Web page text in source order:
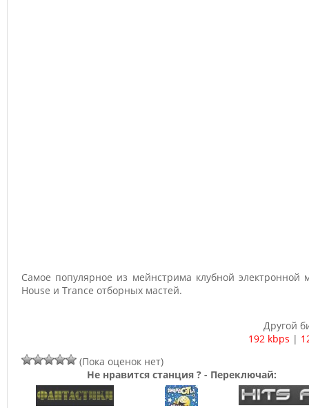
Самое популярное из мейнстрима клубной электронной
House и Trance отборных мастей.
Другой
192 kbps |
(Пока оценок нет)
Не нравится станция ? - Переключай: